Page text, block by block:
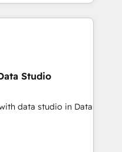
Studio
data studio in Data